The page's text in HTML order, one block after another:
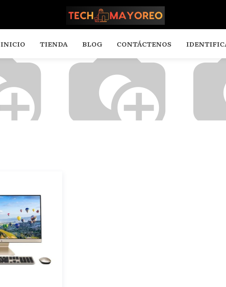
INICIO TIENDA BLOG CONTÁCTENOS
INICIO TIENDA BLOG CONTÁCTENOS